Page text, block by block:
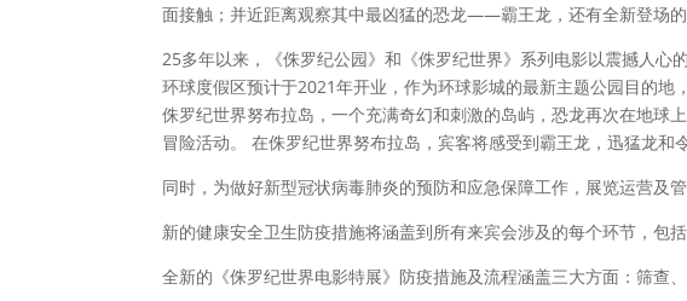
面接触；并近距离观察其中最凶猛的恐龙——霸王龙，还有全新登场
25多年以来，《侏罗纪公园》和《侏罗纪世界》系列电影以震撼人
环球度假区预计于2021年开业，作为环球影城的最新主题公园目的
侏罗纪世界努布拉岛，一个充满奇幻和刺激的岛屿，恐龙再次在地球
冒险活动。 在侏罗纪世界努布拉岛，宾客将感受到霸王龙，迅猛龙和
同时，为做好新型冠状病毒肺炎的预防和应急保障工作，展览运营及
新的健康安全卫生防疫措施将涵盖到所有来宾会涉及的每个环节，包
全新的《侏罗纪世界电影特展》防疫措施及流程涵盖三大方面：筛查